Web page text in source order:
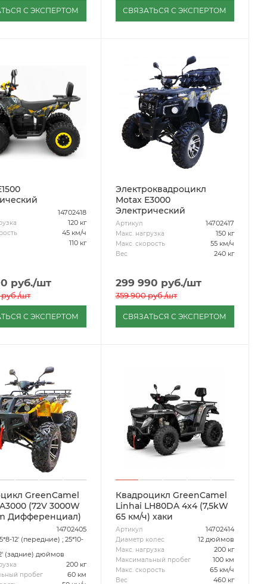
С ЭКСПЕРТОМ СВЯЗАТЬСЯ С ЭКСПЕРТОМ
14702418
120 кг
45 км/ч
110 кг
руб./шт
/шт
С ЭКСПЕРТОМ
Электроквадроцикл
Motax E3000
Электрический
Артикул 14702417
Макс. нагрузка 150 кг
Макс. скорость 55 км/ч
Вес 240 кг
299 990 руб./шт
359 900руб./шт
СВЯЗАТЬСЯ С ЭКСПЕРТОМ
GreenCamel
(72V 3000W
Дифференциал)
14702405
12' (передние) ; 25*10-
(задние) дюймов
200 кг
пробег 60 км
Квадроцикл GreenCamel
Linhai LH80DA 4x4 (7,5kW
65 км/ч) хаки
Артикул 14702414
Диаметр колес 12 дюймов
Макс. нагрузка 200 кг
Максимальный пробег 100 км
Макс. скорость 65 км/ч
Вес 460 кг